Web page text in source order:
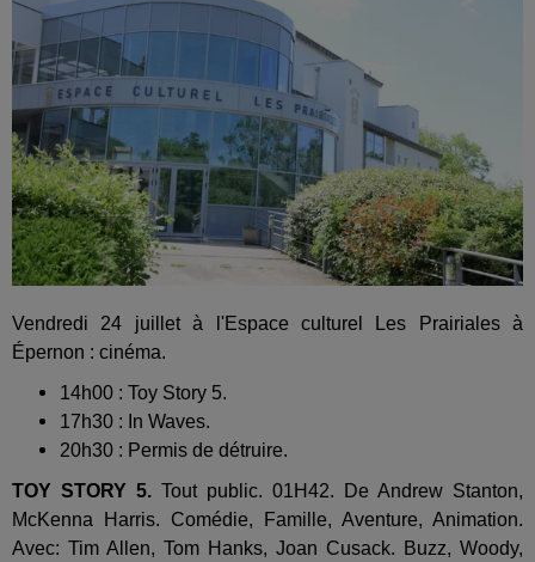
Vendredi 24 juillet à l'Espace culturel Les Prairiales à
Épernon : cinéma.
14h00 : Toy Story 5.
17h30 : In Waves.
20h30 : Permis de détruire.
TOY STORY 5. Tout public. 01H42. De Andrew Stanton,
McKenna Harris. Comédie, Famille, Aventure, Animation.
Avec: Tim Allen, Tom Hanks, Joan Cusack. Buzz, Woody,